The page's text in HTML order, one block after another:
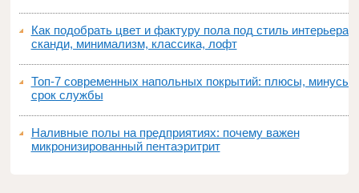
Как подобрать цвет и фактуру пола под стиль интерьера:
сканди, минимализм, классика, лофт
Топ‑7 современных напольных покрытий: плюсы, минусы,
срок службы
Наливные полы на предприятиях: почему важен
микронизированный пентаэритрит